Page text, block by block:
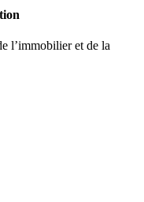
l’immobilier et de la